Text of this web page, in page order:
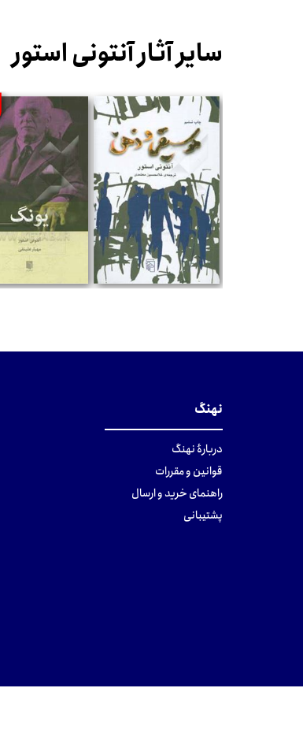
سایر آثار آنتونی استور
نهنگ
دربارهٔ نهنگ
قوانین و مقررات
راهنمای خرید و ارسال
پشتیبانی